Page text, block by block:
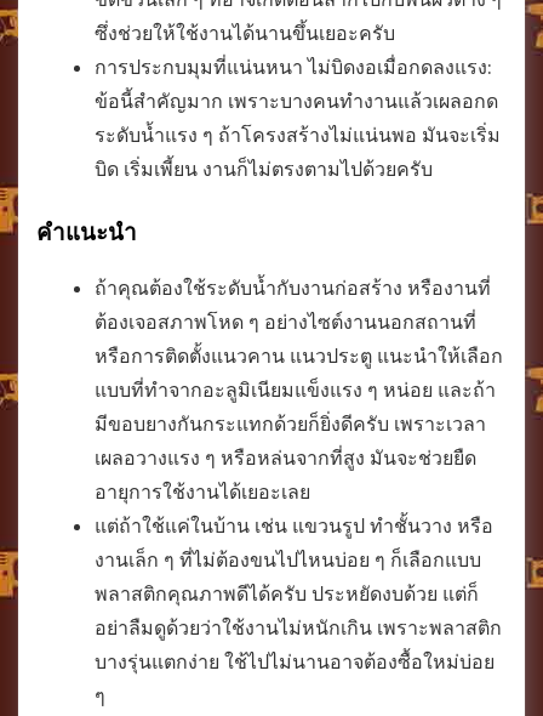
ซึ่งช่วยให้ใช้งานได้นานขึ้นเยอะครับ
การประกบมุมที่แน่นหนา ไม่บิดงอเมื่อกดลงแรง:
ข้อนี้สำคัญมาก เพราะบางคนทำงานแล้วเผลอกด
ระดับน้ำแรง ๆ ถ้าโครงสร้างไม่แน่นพอ มันจะเริ่ม
บิด เริ่มเพี้ยน งานก็ไม่ตรงตามไปด้วยครับ
คำแนะนำ
ถ้าคุณต้องใช้ระดับน้ำกับงานก่อสร้าง หรืองานที่
ต้องเจอสภาพโหด ๆ อย่างไซต์งานนอกสถานที่
หรือการติดตั้งแนวคาน แนวประตู แนะนำให้เลือก
แบบที่ทำจากอะลูมิเนียมแข็งแรง ๆ หน่อย และถ้า
มีขอบยางกันกระแทกด้วยก็ยิ่งดีครับ เพราะเวลา
เผลอวางแรง ๆ หรือหล่นจากที่สูง มันจะช่วยยืด
อายุการใช้งานได้เยอะเลย
แต่ถ้าใช้แค่ในบ้าน เช่น แขวนรูป ทำชั้นวาง หรือ
งานเล็ก ๆ ที่ไม่ต้องขนไปไหนบ่อย ๆ ก็เลือกแบบ
พลาสติกคุณภาพดีได้ครับ ประหยัดงบด้วย แต่ก็
อย่าลืมดูด้วยว่าใช้งานไม่หนักเกิน เพราะพลาสติก
บางรุ่นแตกง่าย ใช้ไปไม่นานอาจต้องซื้อใหม่บ่อย
ๆ